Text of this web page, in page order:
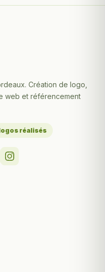
Création de logo,
web et référencement
réalisés